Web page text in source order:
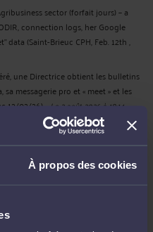
À propos des cookies
sector (forfait jours) – a
connection logs, her Google
data (Saint-Brieuc CPH, Feb. 12th ,
une Directrice obtient les bulletins
messagerie pro et « meet » et les
12/02/26) Le 2 août 2026 à 18:14
the operative part of the written
constitutes a request for
- Employee consultants and
3rd, 26, 25-11.673)